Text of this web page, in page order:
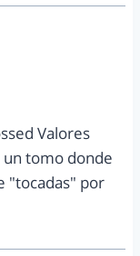
Valores
tomo donde
"tocadas" por